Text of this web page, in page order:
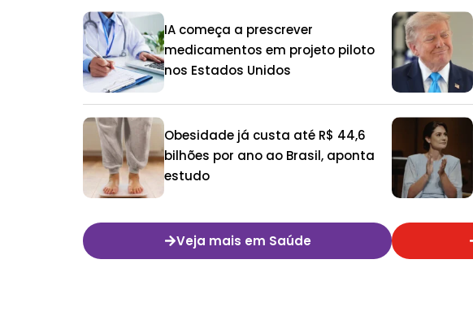
IA começa a prescrever
medicamentos em projeto piloto
nos Estados Unidos
Obesidade já custa até R$ 44,6
bilhões por ano ao Brasil, aponta
estudo
Veja mais em Saúde